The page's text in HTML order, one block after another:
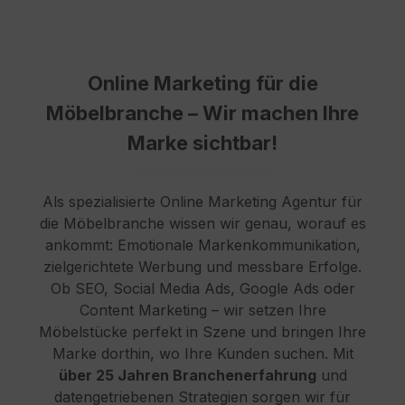
auf Basis eines mit Ihnen
abgestimmten Redaktionsplans oder
unterstützen Ihre eigenen
Texter*innen mit wertvollen Content-
Briefings zu den wertvollsten
immer optimal informieren, beraten
und unterhalten.Monitoring und
ReportingUm den Erfolg der
getätigten Maßnahmen zu
überwachen, setzen wir auf eine
Reihe professioneller Analyse-Tools,
darunter Monitoring-Lösungen für
Keyword-Rankings, technische
Probleme sowie Website-Besuche
und Koversionen. Die Ergebnisse
dieses Monitorings erhalten Sie in
regelmäßigen Abständen in
Online Marketing für die
Möbelbranche – Wir machen Ihre
Marke sichtbar!
Als spezialisierte Online Marketing Agentur für
die Möbelbranche wissen wir genau, worauf es
ankommt: Emotionale Markenkommunikation,
zielgerichtete Werbung und messbare Erfolge.
Ob SEO, Social Media Ads, Google Ads oder
Content Marketing – wir setzen Ihre
Möbelstücke perfekt in Szene und bringen Ihre
Marke dorthin, wo Ihre Kunden suchen. Mit
über 25 Jahren Branchenerfahrung und
datengetriebenen Strategien sorgen wir für